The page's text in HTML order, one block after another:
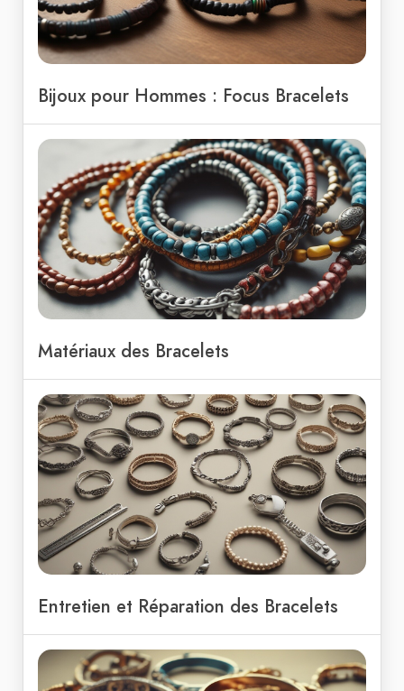
Bijoux pour Hommes : Focus Bracelets
Matériaux des Bracelets
Entretien et Réparation des Bracelets